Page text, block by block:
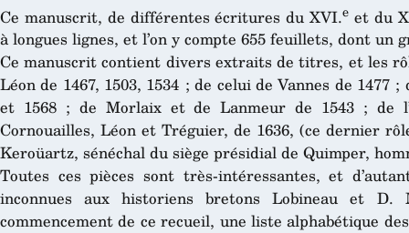
Ce manuscrit, de différentes écritures du XVI.e et du
à longues lignes, et l’on y compte 655 feuillets, dont un
Ce manuscrit contient divers extraits de titres, et les
Léon de 1467, 1503, 1534 ; de celui de Vannes de 1477 ;
et 1568 ; de Morlaix et de Lanmeur de 1543 ; de
Cornouailles, Léon et Tréguier, de 1636, (ce dernier
Keroüartz, sénéchal du siège présidial de Quimper,
Toutes ces pièces sont très-intéressantes, et
inconnues aux historiens bretons Lobineau et
commencement de ce recueil, une liste alphabétique